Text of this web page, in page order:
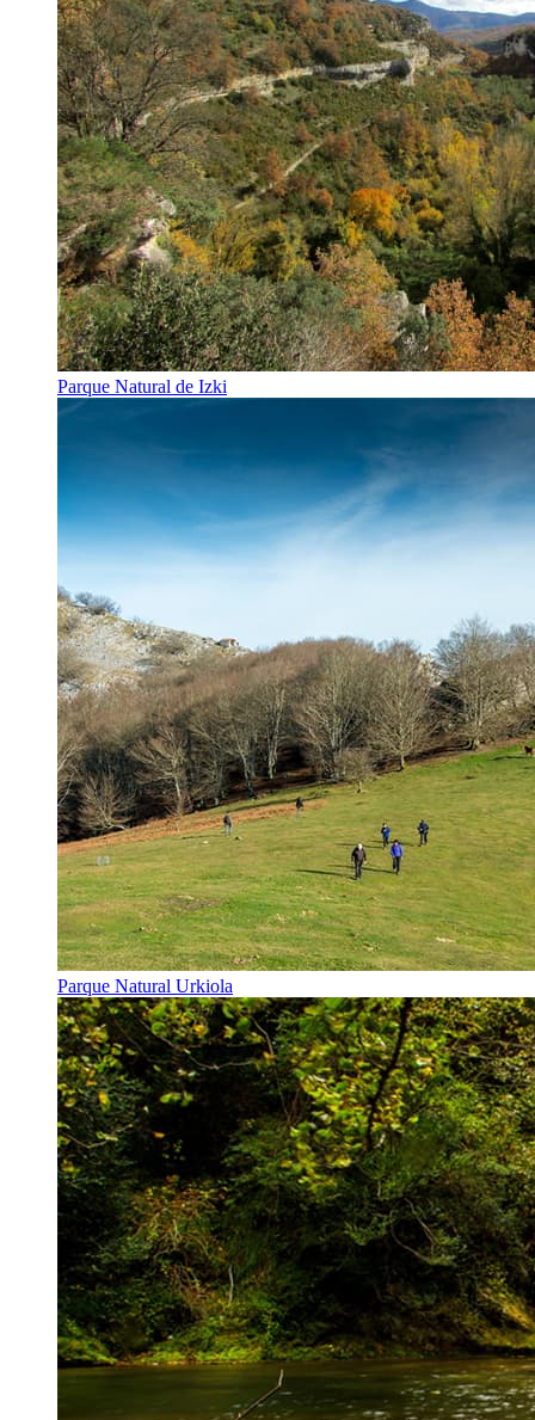
Parque Natural de Izki
Parque Natural Urkiola